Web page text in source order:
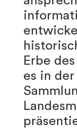
Erbe
es in